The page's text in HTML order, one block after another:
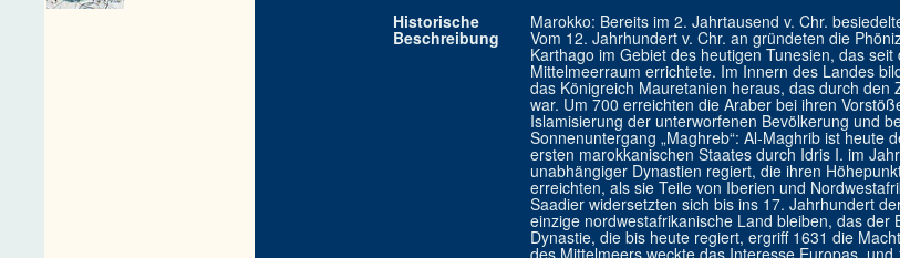
Historische
Beschreibung
Marokko: Bereits im 2. Jahrtausend v. Chr.
Vom 12. Jahrhundert v. Chr. an gründeten die
Karthago im Gebiet des heutigen Tunesien, das
Mittelmeerraum errichtete. Im Innern des Landes
das Königreich Mauretanien heraus, das durch
war. Um 700 erreichten die Araber bei ihren
Islamisierung der unterworfenen Bevölkerung und
Sonnenuntergang „Maghreb“: Al-Maghrib ist heute
ersten marokkanischen Staates durch Idris I. im
unabhängiger Dynastien regiert, die ihren
erreichten, als sie Teile von Iberien und
Saadier widersetzten sich bis ins 17. Jahrhundert
einzige nordwestafrikanische Land bleiben, das
Dynastie, die bis heute regiert, ergriff 1631 die
des Mittelmeers weckte das Interesse Europas,